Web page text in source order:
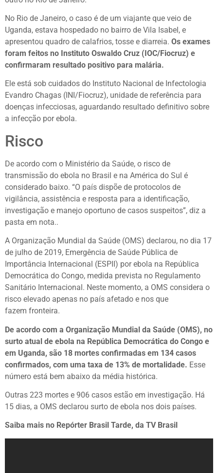
No Rio de Janeiro, o caso é de um viajante que veio de
Uganda, estava hospedado no bairro de Vila Isabel, e
apresentou quadro de calafrios, tosse e diarreia. Os exames
foram feitos no Instituto Oswaldo Cruz (IOC/Fiocruz) e
confirmaram resultado positivo para malária.
Ele está sob cuidados do Instituto Nacional de Infectologia
Evandro Chagas (INI/Fiocruz), unidade de referência para
doenças infecciosas, aguardando resultado definitivo sobre
a infecção por ebola.
Risco
De acordo com o Ministério da Saúde, o risco de
transmissão do ebola no Brasil e na América do Sul é
considerado baixo. “O país dispõe de protocolos de
vigilância, assistência e resposta para a identificação,
investigação e manejo oportuno de casos suspeitos”, diz a
pasta em nota..
A Organização Mundial da Saúde (OMS) declarou, no dia 17
de julho de 2019, Emergência de Saúde Pública de
Importância Internacional (ESPII) por ebola na República
Democrática do Congo, medida prevista no Regulamento
Sanitário Internacional. Neste momento, a OMS considera o
risco elevado apenas no país afetado e nos que
fazem fronteira.
De acordo com a Organização Mundial da Saúde (OMS), no
surto atual de ebola na República Democrática do Congo e
em Uganda, são 18 mortes confirmadas em 134 casos
confirmados, com uma taxa de 13% de mortalidade. Esse
número está bem abaixo da média histórica.
Outras 223 mortes e 906 casos estão em investigação. Há
15 dias, a OMS declarou surto de ebola nos dois países.
Saiba mais no Repórter Brasil Tarde, da TV Brasil